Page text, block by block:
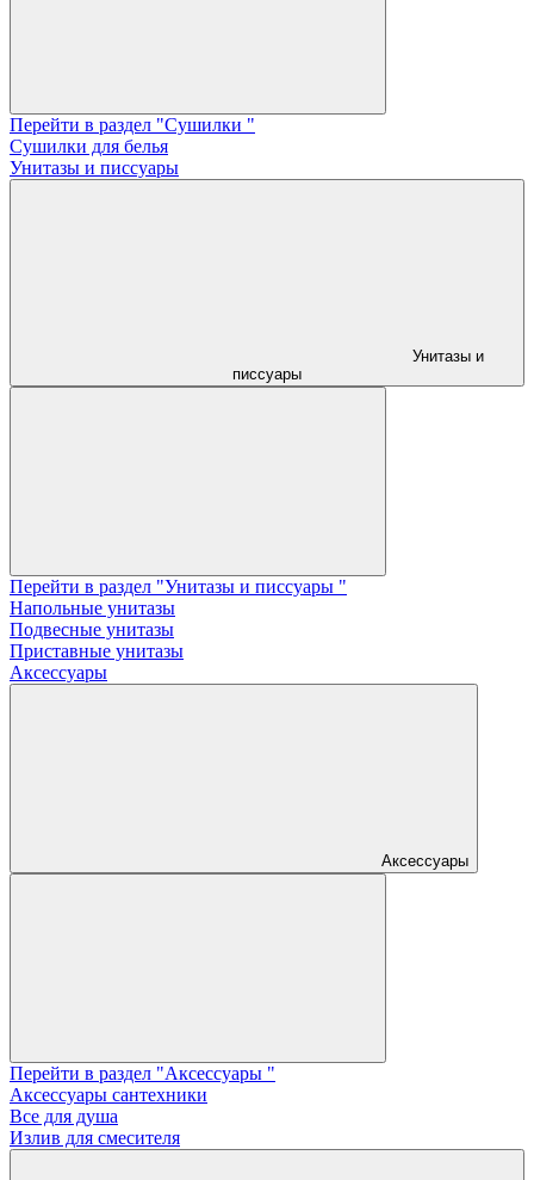
Перейти в раздел "Сушилки "
Сушилки для белья
Унитазы и писсуары
Унитазы и
писсуары
Перейти в раздел "Унитазы и писсуары "
Напольные унитазы
Подвесные унитазы
Приставные унитазы
Аксессуары
Аксессуары
Перейти в раздел "Аксессуары "
Аксессуары сантехники
Все для душа
Излив для смесителя